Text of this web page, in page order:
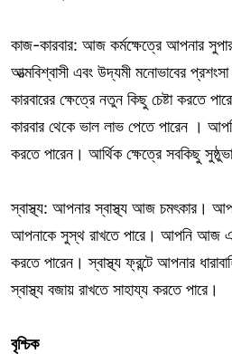
কাজ-কারবার: আজ কর্মক্ষেত্রে আপনার
আত্মবিশ্বাসী এবং উদ্যমী মনোভাবের
কারবারের ক্ষেত্রে নতুন কিছু চেষ্টা
কারবার থেকে ভাল লাভ পেতে পারেন ।
করতে পারেন। আর্থিক ক্ষেত্রে সবকিছু
স্বাস্থ্য: আপনার স্বাস্থ্য আজ চমৎকার।
আপনাকে সুস্থ রাখতে পারে। আপনি আজ এক
করতে পারেন। স্বাস্থ্য ফ্রন্টে আপনার
স্বাস্থ্য বজায় রাখতে সাহায্য করতে পারে।
বৃশ্চিক